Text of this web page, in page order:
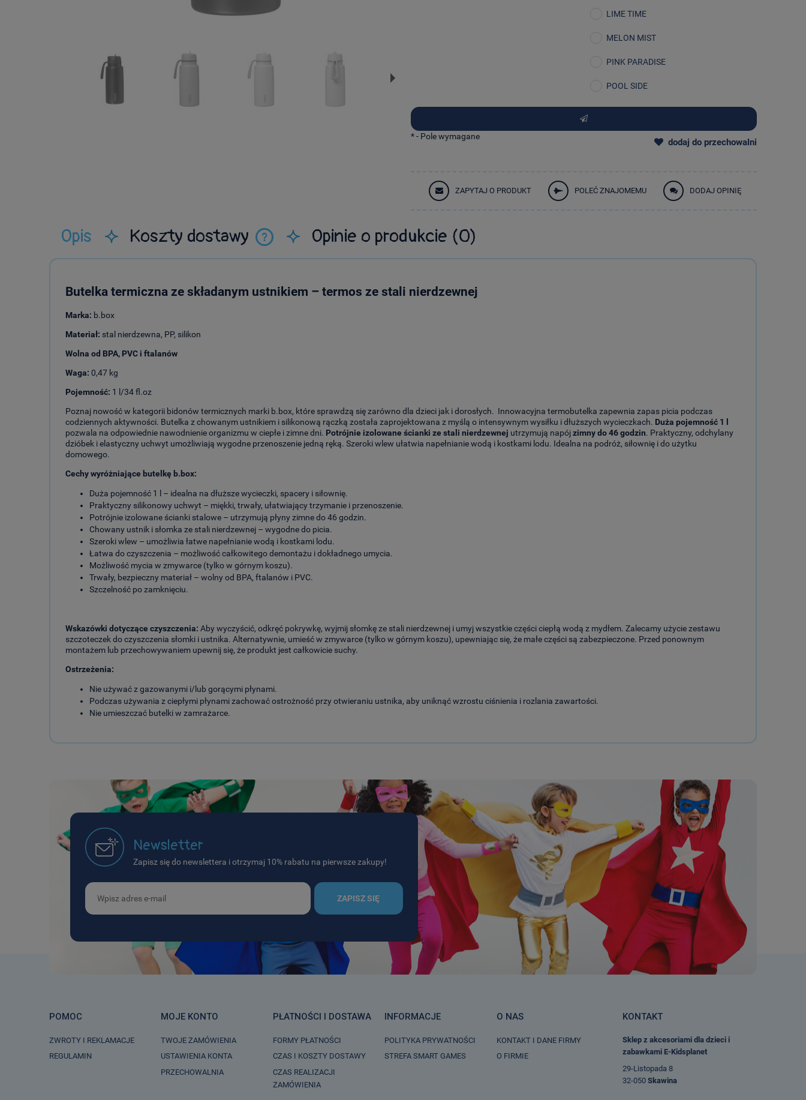
LIME TIME
MELON MIST
PINK PARADISE
POOL SIDE
dodaj do przechowalni
*- Pole wymagane
ZAPYTAJ O PRODUKT POLEĆ ZNAJOMEMU DODAJ OPINIĘ
Opis Koszty dostawy Opinie o produkcie (0)
Butelka termiczna ze składanym ustnikiem – termos ze stali nierdzewnej
Marka: b.box
Materiał: stal nierdzewna, PP, silikon
Wolna od BPA, PVC i ftalanów
Waga: 0,47 kg
Pojemność: 1 l/34 fl.oz
Poznaj nowość w kategorii bidonów termicznych marki b.box, które sprawdzą się zarówno dla dzieci jak i dorosłych. Innowacyjna termobutelka zapewnia zapas picia podczas
codziennych aktywności. Butelka z chowanym ustnikiem i silikonową rączką została zaprojektowana z myślą o intensywnym wysiłku i dłuższych wycieczkach. Duża pojemność 1 l
pozwala na odpowiednie nawodnienie organizmu w ciepłe i zimne dni. Potrójnie izolowane ścianki ze stali nierdzewnej utrzymują napójzimny do 46 godzin. Praktyczny, odchylany
dzióbek i elastyczny uchwyt umożliwiają wygodne przenoszenie jedną ręką. Szeroki wlew ułatwia napełnianie wodą i kostkami lodu. Idealna na podróż, siłownię i do użytku
domowego.
Cechy wyróżniające butelkę b.box:
Duża pojemność 1 l – idealna na dłuższe wycieczki, spacery i siłownię.
Praktyczny silikonowy uchwyt – miękki, trwały, ułatwiający trzymanie i przenoszenie.
Potrójnie izolowane ścianki stalowe – utrzymują płyny zimne do 46 godzin.
Chowany ustnik i słomka ze stali nierdzewnej – wygodne do picia.
Szeroki wlew – umożliwia łatwe napełnianie wodą i kostkami lodu.
Łatwa do czyszczenia – możliwość całkowitego demontażu i dokładnego umycia.
Możliwość mycia w zmywarce (tylko w górnym koszu).
Trwały, bezpieczny materiał – wolny od BPA, ftalanów i PVC.
Szczelność po zamknięciu.
Wskazówki dotyczące czyszczenia: Aby wyczyścić, odkręć pokrywkę, wyjmij słomkę ze stali nierdzewnej i umyj wszystkie części ciepłą wodą z mydłem. Zalecamy użycie zestawu
szczoteczek do czyszczenia słomki i ustnika. Alternatywnie, umieść w zmywarce (tylko w górnym koszu), upewniając się, że małe części są zabezpieczone. Przed ponownym
montażem lub przechowywaniem upewnij się, że produkt jest całkowicie suchy.
Ostrzeżenia:
Nie używać z gazowanymi i/lub gorącymi płynami.
Podczas używania z ciepłymi płynami zachować ostrożność przy otwieraniu ustnika, aby uniknąć wzrostu ciśnienia i rozlania zawartości.
Nie umieszczać butelki w zamrażarce.
Newsletter
Zapisz się do newslettera i otrzymaj 10% rabatu na pierwsze zakupy!
ZAPISZ SIĘ
POMOC
ZWROTY I REKLAMACJE
REGULAMIN
MOJE KONTO
TWOJE ZAMÓWIENIA
USTAWIENIA KONTA
PRZECHOWALNIA
PŁATNOŚCI I DOSTAWA
FORMY PŁATNOŚCI
CZAS I KOSZTY DOSTAWY
CZAS REALIZACJI
ZAMÓWIENIA
INFORMACJE
POLITYKA PRYWATNOŚCI
STREFA SMART GAMES
O NAS
KONTAKT I DANE FIRMY
O FIRMIE
KONTAKT
Sklep z akcesoriami dla dzieci i
zabawkami E-Kidsplanet
29-Listopada 8
32-050 Skawina